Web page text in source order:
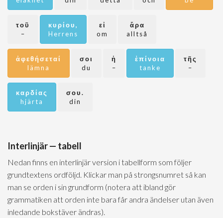
τοῦ
–
κυρίου,
Herrens
εἰ
om
ἄρα
alltså
ἀφεθήσεταί
lämna
σοι
du
ἡ
–
ἐπίνοια
tanke
τῆς
–
καρδίας
hjärta
σου.
din
Interlinjär — tabell
Nedan finns en interlinjär version i tabellform som följer
grundtextens ordföljd. Klickar man på strongsnumret så kan
man se orden i sin grundform (notera att ibland gör
grammatiken att orden inte bara får andra ändelser utan även
inledande bokstäver ändras).